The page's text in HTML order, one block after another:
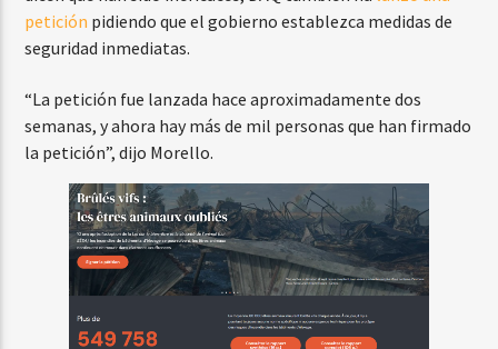
petición pidiendo que el gobierno establezca medidas de
seguridad inmediatas.
“La petición fue lanzada hace aproximadamente dos
semanas, y ahora hay más de mil personas que han firmado
la petición”, dijo Morello.